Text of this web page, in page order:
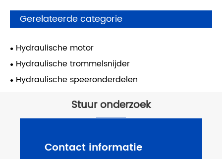
Gerelateerde categorie
Hydraulische motor
Hydraulische trommelsnijder
Hydraulische speeronderdelen
Stuur onderzoek
Contact informatie